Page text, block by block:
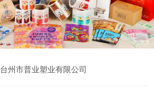
台州市普业塑业有限公司